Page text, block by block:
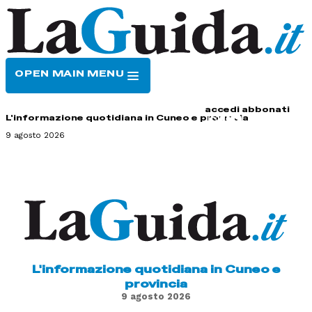
OPEN MAIN MENU
accedi abbonati
L'informazione quotidiana in Cuneo e provincia
9 agosto 2026
L'informazione quotidiana in Cuneo e
provincia
9 agosto 2026